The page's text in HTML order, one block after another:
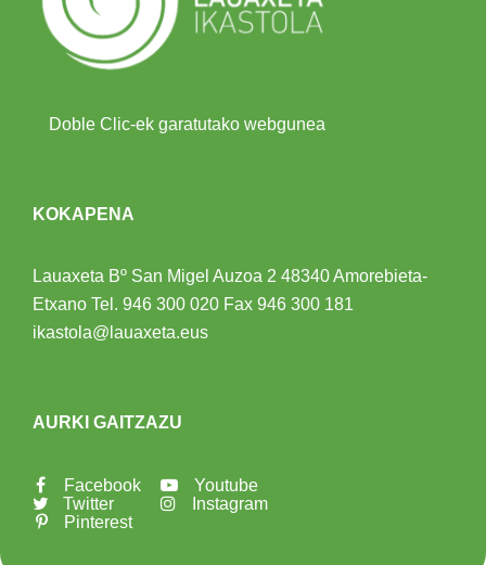
Doble Clic-ek garatutako webgunea
KOKAPENA
Lauaxeta Bº San Migel Auzoa 2 48340 Amorebieta-
Etxano Tel. 946 300 020 Fax 946 300 181
ikastola@lauaxeta.eus
AURKI GAITZAZU
Facebook
Twitter
Pinterest
Youtube
Instagram